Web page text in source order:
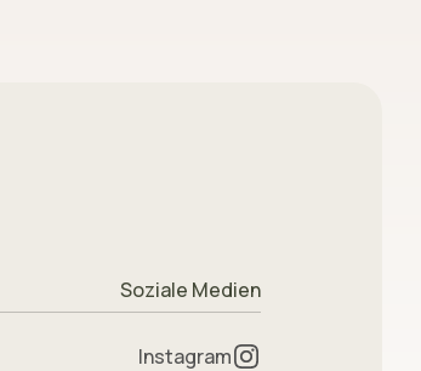
Soziale Medien
Instagram